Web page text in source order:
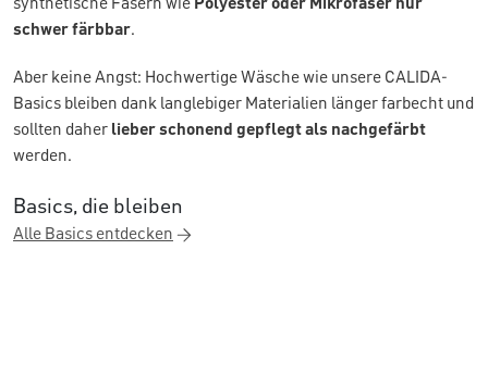
synthetische Fasern wie Polyester oder Mikrofaser nur
schwer färbbar.
Aber keine Angst: Hochwertige Wäsche wie unsere CALIDA-
Basics bleiben dank langlebiger Materialien länger farbecht und
sollten daher lieber schonend gepflegt als nachgefärbt
werden.
Basics, die bleiben
Alle Basics entdecken